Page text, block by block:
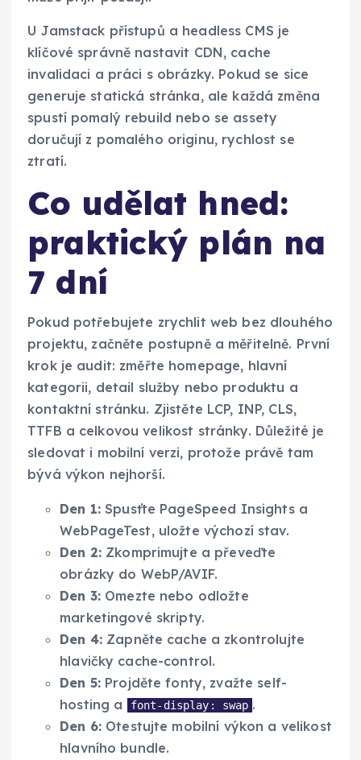
U Jamstack přístupů a headless CMS je
klíčové správně nastavit CDN, cache
invalidaci a práci s obrázky. Pokud se sice
generuje statická stránka, ale každá změna
spustí pomalý rebuild nebo se assety
doručují z pomalého originu, rychlost se
ztratí.
Co udělat hned:
praktický plán na
7 dní
Pokud potřebujete zrychlit web bez dlouhého
projektu, začněte postupně a měřitelně. První
krok je audit: změřte homepage, hlavní
kategorii, detail služby nebo produktu a
kontaktní stránku. Zjistěte LCP, INP, CLS,
TTFB a celkovou velikost stránky. Důležité je
sledovat i mobilní verzi, protože právě tam
bývá výkon nejhorší.
Den 1:Spusťte PageSpeed Insights a
WebPageTest, uložte výchozí stav.
Den 2:Zkomprimujte a převeďte
obrázky do WebP/AVIF.
Den 3:Omezte nebo odložte
marketingové skripty.
Den 4:Zapněte cache a zkontrolujte
hlavičky cache-control.
Den 5:Projděte fonty, zvažte self-
hosting a
font-display: swap .
Den 6:Otestujte mobilní výkon a velikost
hlavního bundle.